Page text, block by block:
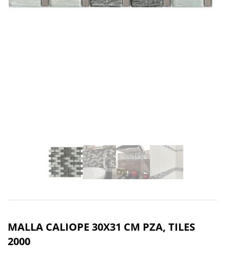
MALLA CALIOPE 30X31 CM PZA, TILES
2000